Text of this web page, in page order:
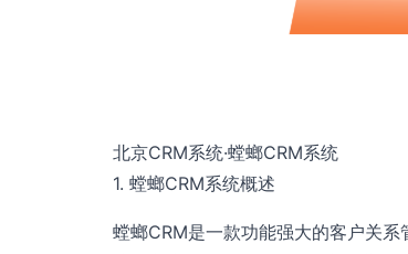
北京CRM系统·螳螂CRM系统
1. 螳螂CRM系统概述
螳螂CRM是一款功能强大的客户关